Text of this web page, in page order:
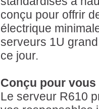
conçu pour offrir
électrique
serveurs 1U
ce jour.
Conçu pour
Le serveur R610